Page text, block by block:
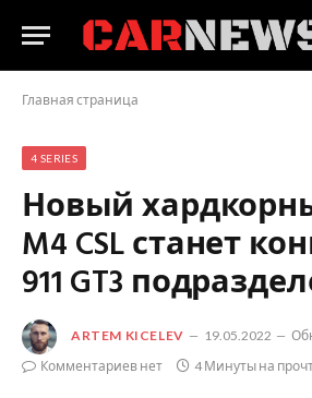
Главная страница
4 SERIES
Новый
M4 CSL станет
911 GT3
ARTEM KICELEV 19.05.2022
Комментариев нет
4 Минуты на